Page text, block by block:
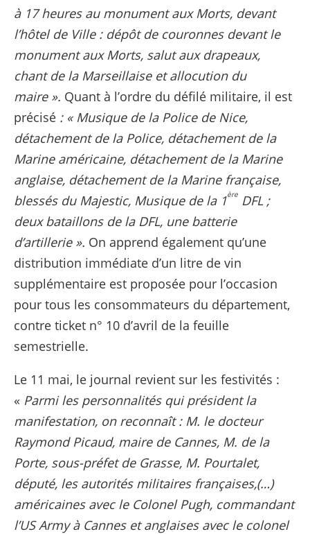
à 17 heures au monument aux Morts, devant
l’hôtel de Ville : dépôt de couronnes devant le
monument aux Morts, salut aux drapeaux,
chant de la Marseillaise et allocution du
maire ». Quant à l’ordre du défilé militaire, il est
précisé : « Musique de la Police de Nice,
détachement de la Police, détachement de la
Marine américaine, détachement de la Marine
anglaise, détachement de la Marine française,
blessés du Majestic, Musique de la 1ère DFL ;
deux bataillons de la DFL, une batterie
d’artillerie ». On apprend également qu’une
distribution immédiate d’un litre de vin
supplémentaire est proposée pour l’occasion
pour tous les consommateurs du département,
contre ticket n° 10 d’avril de la feuille
semestrielle.
Le 11 mai, le journal revient sur les festivités :
« Parmi les personnalités qui président la
manifestation, on reconnaît : M. le docteur
Raymond Picaud, maire de Cannes, M. de la
Porte, sous-préfet de Grasse, M. Pourtalet,
député, les autorités militaires françaises,(…)
américaines avec le Colonel Pugh, commandant
l’US Army à Cannes et anglaises avec le colonel